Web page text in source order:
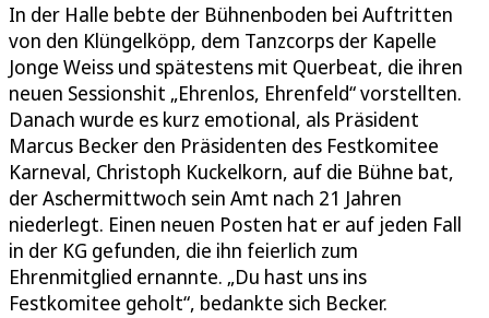
In der Halle bebte der Bühnenboden bei Auftritten
von den Klüngelköpp, dem Tanzcorps der Kapelle
Jonge Weiss und spätestens mit Querbeat, die ihren
neuen Sessionshit „Ehrenlos, Ehrenfeld“ vorstellten.
Danach wurde es kurz emotional, als Präsident
Marcus Becker den Präsidenten des Festkomitee
Karneval, Christoph Kuckelkorn, auf die Bühne bat,
der Aschermittwoch sein Amt nach 21 Jahren
niederlegt. Einen neuen Posten hat er auf jeden Fall
in der KG gefunden, die ihn feierlich zum
Ehrenmitglied ernannte. „Du hast uns ins
Festkomitee geholt“, bedankte sich Becker.